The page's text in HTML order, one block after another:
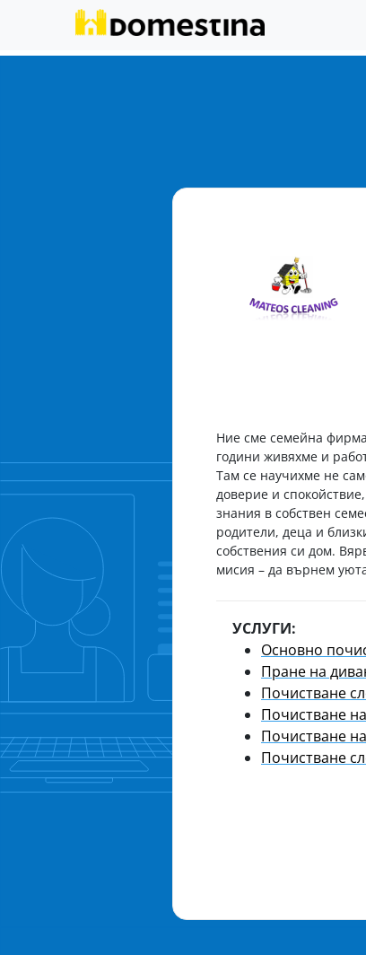
Ние сме семейна
години живяхме и
Там се научихме не
доверие и
знания в собствен
родители, деца и
собствения си дом.
мисия – да върнем
УСЛУГИ:
Основно
Пране на
Почистване
Почистване
Почистване
Почистване